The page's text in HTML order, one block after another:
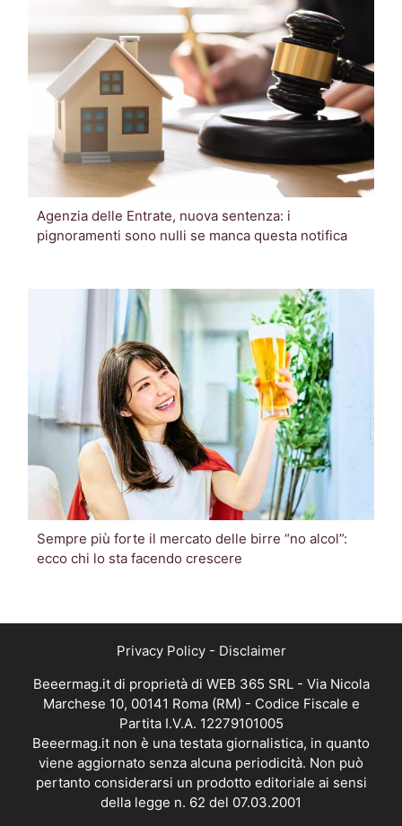
Agenzia delle Entrate, nuova sentenza: i
pignoramenti sono nulli se manca questa notifica
Sempre più forte il mercato delle birre “no alcol”:
ecco chi lo sta facendo crescere
Privacy Policy- Disclaimer
Beeermag.it di proprietà di WEB 365 SRL - Via Nicola
Marchese 10, 00141 Roma (RM) - Codice Fiscale e
Partita I.V.A. 12279101005
Beeermag.it non è una testata giornalistica, in quanto
viene aggiornato senza alcuna periodicità. Non può
pertanto considerarsi un prodotto editoriale ai sensi
della legge n. 62 del 07.03.2001